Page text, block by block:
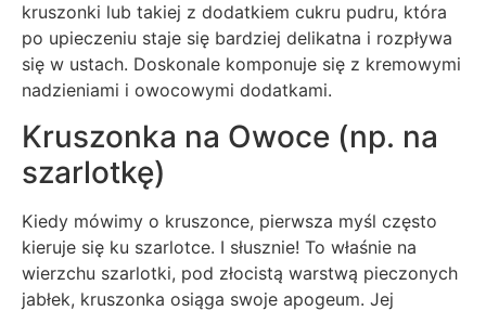
kruszonki lub takiej z dodatkiem cukru pudru, która
po upieczeniu staje się bardziej delikatna i rozpływa
się w ustach. Doskonale komponuje się z kremowymi
nadzieniami i owocowymi dodatkami.
Kruszonka na Owoce (np. na
szarlotkę)
Kiedy mówimy o kruszonce, pierwsza myśl często
kieruje się ku szarlotce. I słusznie! To właśnie na
wierzchu szarlotki, pod złocistą warstwą pieczonych
jabłek, kruszonka osiąga swoje apogeum. Jej